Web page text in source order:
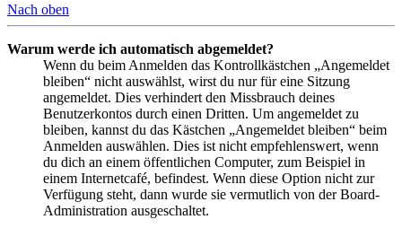
Nach oben
Warum werde ich automatisch abgemeldet?
Wenn du beim Anmelden das Kontrollkästchen „Angemeldet
bleiben“ nicht auswählst, wirst du nur für eine Sitzung
angemeldet. Dies verhindert den Missbrauch deines
Benutzerkontos durch einen Dritten. Um angemeldet zu
bleiben, kannst du das Kästchen „Angemeldet bleiben“ beim
Anmelden auswählen. Dies ist nicht empfehlenswert, wenn
du dich an einem öffentlichen Computer, zum Beispiel in
einem Internetcafé, befindest. Wenn diese Option nicht zur
Verfügung steht, dann wurde sie vermutlich von der Board-
Administration ausgeschaltet.